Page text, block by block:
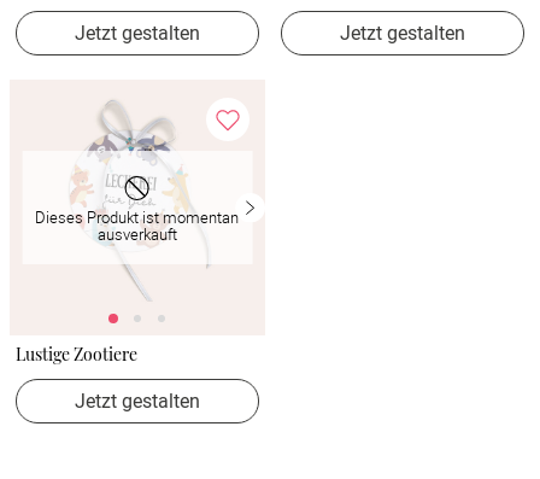
Jetzt gestalten Jetzt gestalten
Dieses Produkt ist momentan
ausverkauft
Lustige Zootiere
Jetzt gestalten